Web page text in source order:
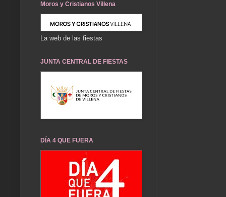
Moros y Cristianos Villena
La web de las fiestas
JUNTA CENTRAL DE FIESTAS
DÍA 4 QUE FUERA